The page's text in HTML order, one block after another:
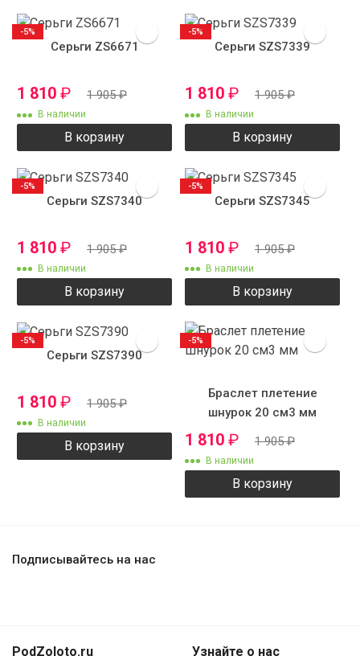
Серьги ZS6671
1 810 ₽ 1 905₽
В наличии
В корзину
-5%
Серьги SZS7339
1 810 ₽ 1 905₽
В наличии
В корзину
-5%
Серьги SZS7340
1 810 ₽ 1 905₽
В наличии
В корзину
-5%
Серьги SZS7345
1 810 ₽ 1 905₽
В наличии
В корзину
-5%
Серьги SZS7390
1 810 ₽ 1 905₽
В наличии
В корзину
-5%
Браслет плетение
шнурок 20 см3 мм
1 810 ₽ 1 905₽
В наличии
В корзину
-5%
Подписывайтесь на нас
PodZoloto.ru Узнайте о нас